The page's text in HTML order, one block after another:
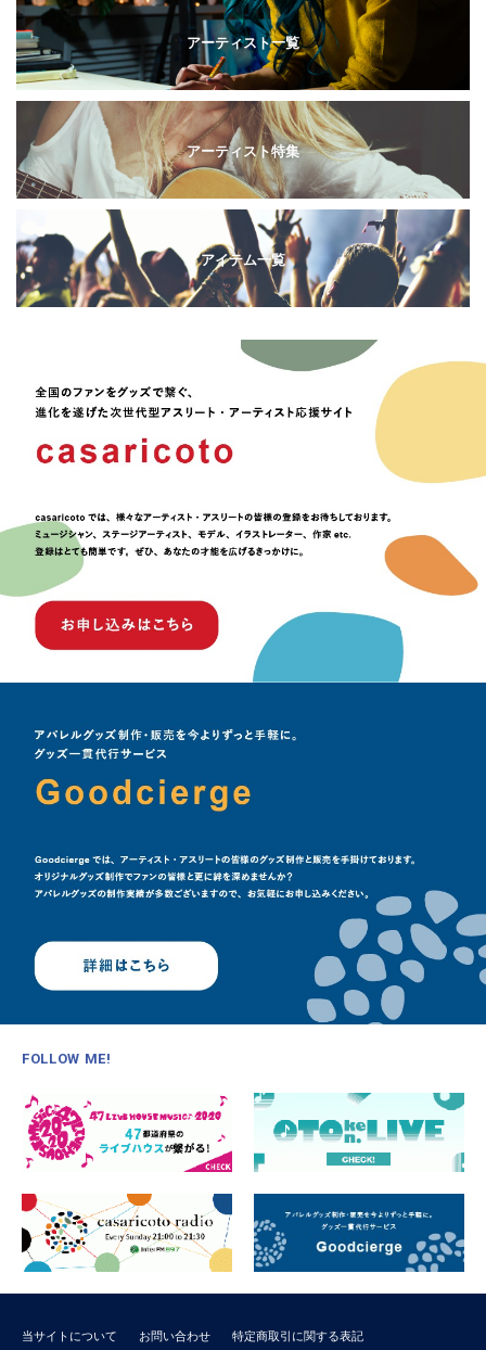
アーティスト一覧
アーティスト特集
アイテム一覧
FOLLOW ME!
当サイトについて お問い合わせ 特定商取引に関する表記